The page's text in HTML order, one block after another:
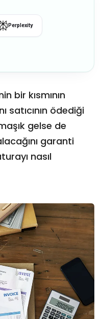
Perplexity
bir kısmının
satıcının ödediği
gelse de
garanti
nasıl